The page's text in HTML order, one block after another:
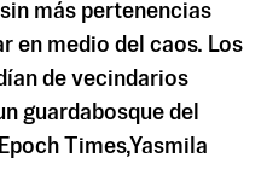
más pertenencias
en medio del caos. Los
de vecindarios
guardabosque del
Times,Yasmila